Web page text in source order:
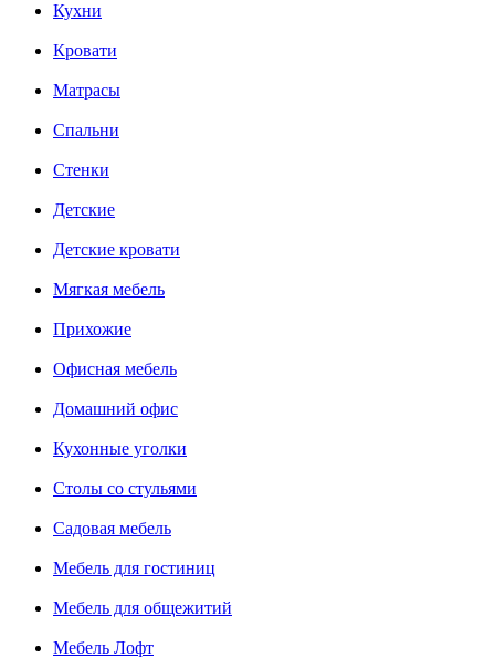
Кухни
Кровати
Матрасы
Cпальни
Стенки
Детские
Детские кровати
Мягкая мебель
Прихожие
Офисная мебель
Домашний офис
Кухонные уголки
Столы со стульями
Садовая мебель
Мебель для гостиниц
Мебель для общежитий
Мебель Лофт